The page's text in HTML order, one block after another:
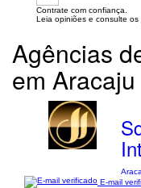
Contrate com confiança.
Leia opiniões e consulte os
Agências
em
E-mail